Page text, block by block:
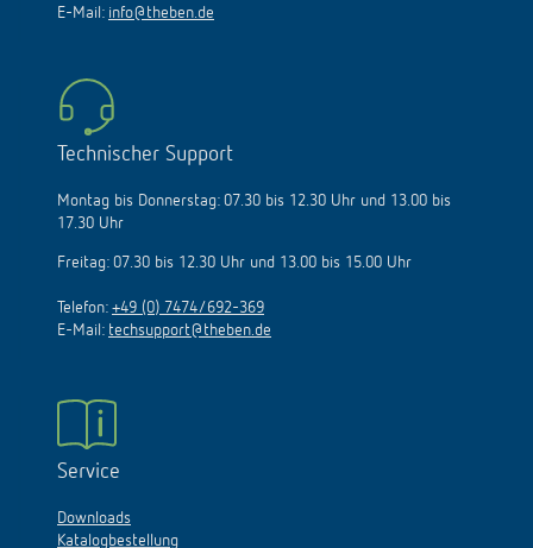
E-Mail: info@theben.de
Technischer Support
Montag bis Donnerstag: 07.30 bis 12.30 Uhr und 13.00 bis
17.30 Uhr
Freitag: 07.30 bis 12.30 Uhr und 13.00 bis 15.00 Uhr
Telefon: +49 (0) 7474/692-369
E-Mail: techsupport@theben.de
Service
Downloads
Katalogbestellung